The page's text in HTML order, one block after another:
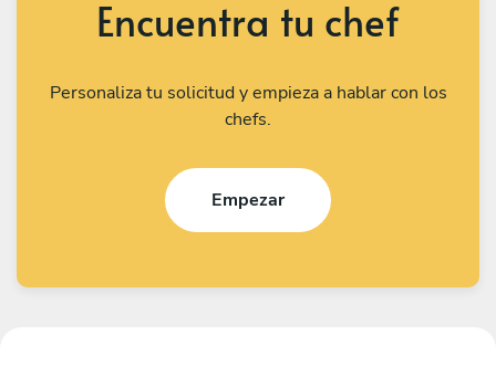
Encuentra tu chef
Personaliza tu solicitud y empieza a hablar con los
chefs.
Empezar